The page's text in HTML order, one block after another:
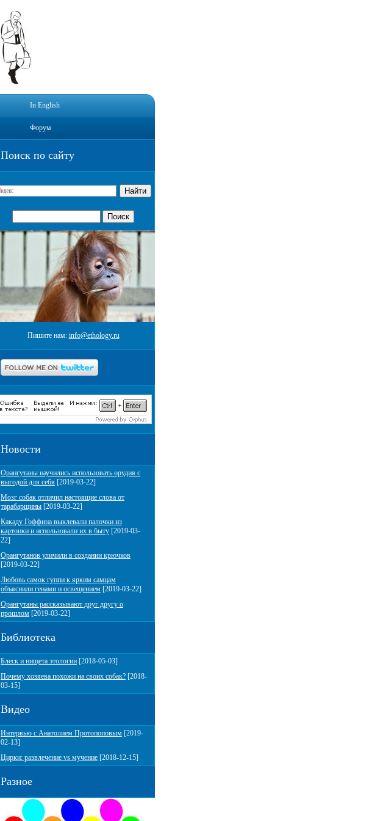
In English
Форум
Поиск по сайту
Пишите нам: info@ethology.ru
Новости
Орангутаны научились использовать орудия с
выгодой для себя [2019-03-22]
Мозг собак отличил настоящие слова от
тарабарщины [2019-03-22]
Какаду Гоффина выклевали палочки из
картонки и использовали их в быту [2019-03-
22]
Орангутанов уличили в создании крючков
[2019-03-22]
Любовь самок гуппи к ярким самцам
объяснили генами и освещением [2019-03-22]
Орангутаны рассказывают друг другу о
прошлом [2019-03-22]
Библиотека
Блеск и нищета этологии [2018-05-03]
Почему хозяева похожи на своих собак? [2018-
03-15]
Видео
Интервью с Анатолием Протопоповым [2019-
02-13]
Цирки: развлечение vs мучение [2018-12-15]
Разное